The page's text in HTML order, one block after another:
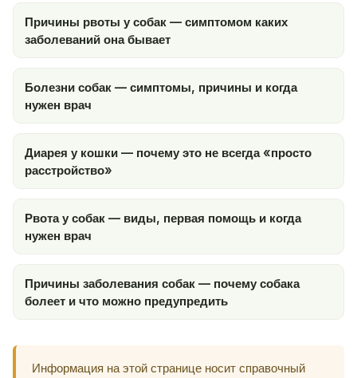
Причины рвоты у собак — симптомом каких
заболеваний она бывает
Болезни собак — симптомы, причины и когда
нужен врач
Диарея у кошки — почему это не всегда «просто
расстройство»
Рвота у собак — виды, первая помощь и когда
нужен врач
Причины заболевания собак — почему собака
болеет и что можно предупредить
Информация на этой странице носит справочный